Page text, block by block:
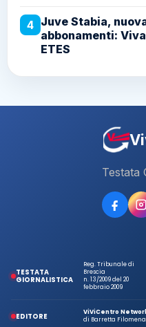
4 Juve Stabia,
abbonamenti:
ETES
Testata
TESTATA
GIORNALISTICA
Reg. Tribunale di
Brescia
n. 13/2009 del 20
febbraio 2009
EDITORE
ViViCentro
di Barretta Filomena